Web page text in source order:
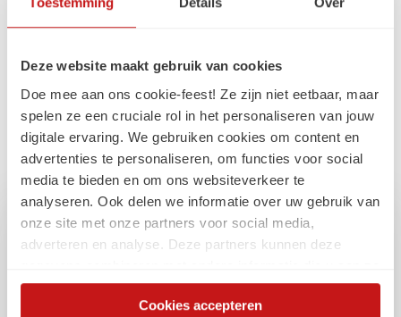
Deze website maakt gebruik van cookies
Doe mee aan ons cookie-feest! Ze zijn niet eetbaar, maar
spelen ze een cruciale rol in het personaliseren van jouw
digitale ervaring. We gebruiken cookies om content en
advertenties te personaliseren, om functies voor social
media te bieden en om ons websiteverkeer te
analyseren. Ook delen we informatie over uw gebruik van
onze site met onze partners voor social media,
adverteren en analyse. Deze partners kunnen deze
heeft verstrekt of die ze hebben verzameld op basis van
uw gebruik van hun services. Via de cookieverklaring op
Cookies accepteren
communicatieprofessionals in het verbeteren van de eigen
performance. Geestelijk vader en ontwikkelaar van het
gedachtegoed van NextAcademy (in samenwerking met
onder andere Arko van Brakel en Lectric).
Ment is inspirator, deskundige, coach, auteur, dagvoorzitter en
spreker.
Wil je meer weten?
training en ontwikkeling in jouw team? Marieke
vertelt je graag meer.